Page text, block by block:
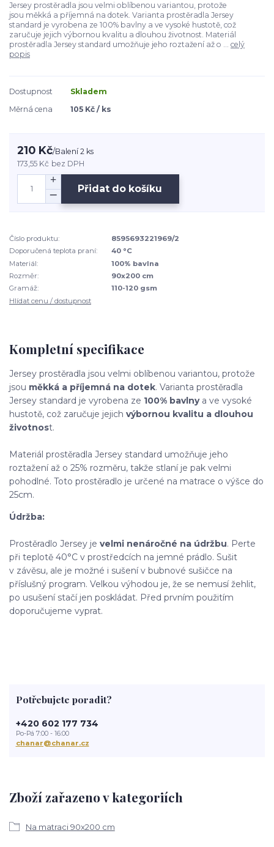
Jersey prostěradla jsou velmi oblíbenou variantou, protože
jsou měkká a příjemná na dotek. Varianta prostěradla Jersey
standard je vyrobena ze 100% bavlny a ve vysoké hustotě, což
zaručuje jejich výbornou kvalitu a dlouhou životnost. Materiál
prostěradla Jersey standard umožňuje jeho roztažení až o ... celý
popis
Dostupnost
Skladem
Měrná cena
105 Kč / ks
210 Kč/Balení 2 ks
173,55 Kč bez DPH
Přidat do košíku
Číslo produktu:
8595693221969/2
Doporučená teplota praní:
40 °C
Materiál:
100% bavlna
Rozměr:
90x200 cm
Gramáž:
110-120 gsm
Hlídat cenu / dostupnost
Kompletní specifikace
Jersey prostěradla jsou velmi oblíbenou variantou, protože
jsou měkká a příjemná na dotek. Varianta prostěradla
Jersey standard je vyrobena ze 100% bavlnya ve vysoké
hustotě, což zaručuje jejich výbornou kvalitu a dlouhou
životnost.
Materiál prostěradla Jersey standard umožňuje jeho
roztažení až o 25% rozměru, takže stlaní je pak velmi
pohodlné. Toto prostěradlo je určené na matrace o výšce do
25cm.
Údržba:
Prostěradlo Jersey je velmi nenáročné na údržbu. Perte
při teplotě 40°C v prostředcích na jemné prádlo. Sušit
v závěsu, ale je možné i sušení v bubnové sušičce na
příslušný program. Velkou výhodou je, že se nemusí žehlit,
po usušení stačí jen poskládat. Před prvním použitím
doporučujeme vyprat.
Zboží zařazeno v kategoriích
Na matraci 90x200 cm
Potřebujete poradit?
+420 602 177 734
Po-Pá 7:00 - 16:00
chanar@chanar.cz